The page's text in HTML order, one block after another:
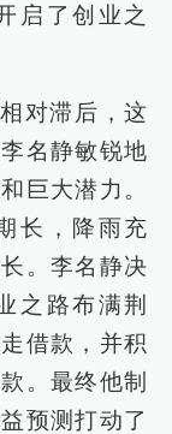
启了创业之
对滞后，这
名静敏锐地
巨大潜力。
长，降雨充
。李名静决
之路布满荆
借款，并积
。最终他制
预测打动了